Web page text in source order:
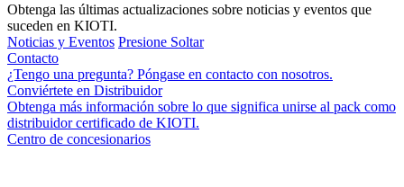
Obtenga las últimas actualizaciones sobre noticias y eventos que
suceden en KIOTI.
Noticias y Eventos Presione Soltar
Contacto
¿Tengo una pregunta? Póngase en contacto con nosotros.
Conviértete en Distribuidor
Obtenga más información sobre lo que significa unirse al pack como
distribuidor certificado de KIOTI.
Centro de concesionarios